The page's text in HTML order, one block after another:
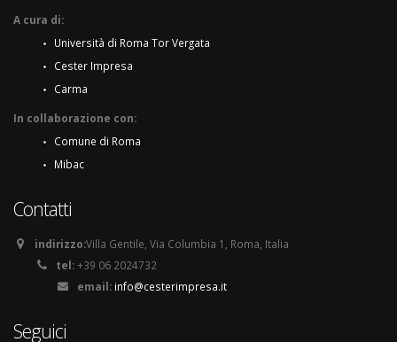
A cura di:
Università di Roma Tor Vergata
Cester Impresa
Carma
In collaborazione con:
Comune di Roma
Mibac
Contatti
indirizzo:Villa Gentile, Via Columbia 1, Roma, Italia
tel:+39 06 2024732
email: info@cesterimpresa.it
Seguici